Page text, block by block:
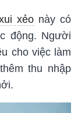
xẻonày có
động. Người
cho việc làm
thu nhập